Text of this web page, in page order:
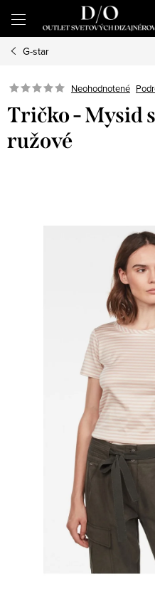
obsah
G-star
Neohodnotené
Tričko - Mysid
ružové